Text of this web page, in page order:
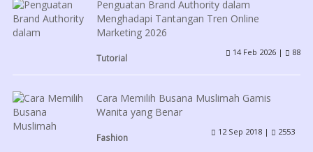
Penguatan Brand Authority dalam
Menghadapi Tantangan Tren Online
Marketing 2026
Tutorial
14 Feb 2026 | 88
Cara Memilih Busana Muslimah Gamis
Wanita yang Benar
Fashion
12 Sep 2018 | 2553